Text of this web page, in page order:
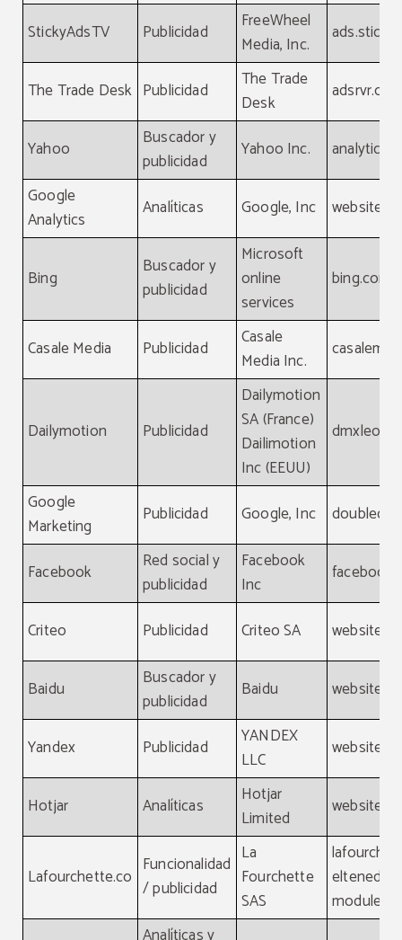
StickyAdsTV Publicidad
FreeWheel
Media, Inc.
The Trade Desk Publicidad
The Trade
Desk
adsrvr.org
Yahoo
Buscador y
publicidad
Yahoo Inc.
Google
Analytics
Analíticas Google, Inc website
Bing
Buscador y
publicidad
Microsoft
online
services
bing.com
Casale Media Publicidad
Casale
Media Inc.
Dailymotion Publicidad
Dailymotion
SA (France)
Dailimotion
Inc (EEUU)
Google
Marketing
Publicidad Google, Inc
Facebook
Red social y
publicidad
Facebook
Inc
Criteo Publicidad Criteo SA website,
Baidu
Buscador y
publicidad
Baidu website,
Yandex Publicidad
YANDEX
LLC
website,
Hotjar Analíticas
Hotjar
Limited
website,
Lafourchette.co Funcionalidad
/ publicidad
La
Fourchette
SAS